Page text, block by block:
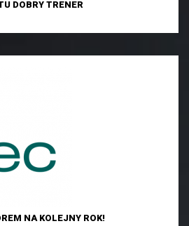
DOBRY TRENER
NA KOLEJNY ROK!